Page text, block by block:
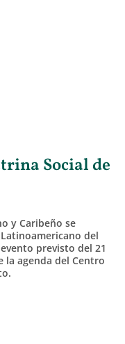
Social de
y Caribeño se
del
previsto del 21
la agenda del Centro